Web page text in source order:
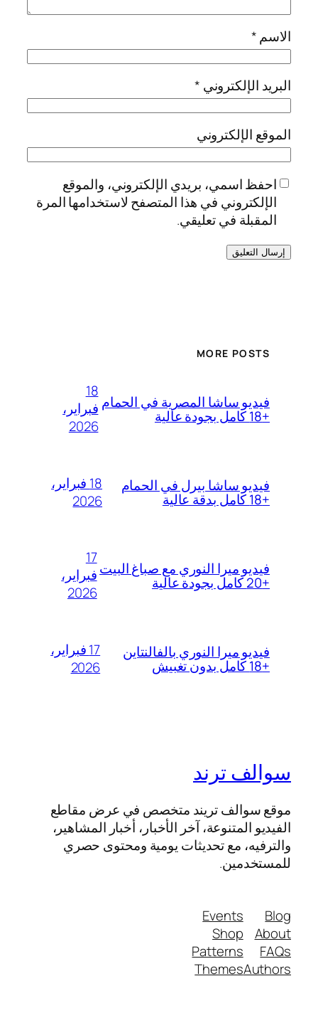
الاسم*
البريد الإلكتروني *
الموقع الإلكتروني
احفظ اسمي، بريدي الإلكتروني، والموقع
الإلكتروني في هذا المتصفح لاستخدامها المرة
المقبلة في تعليقي.
MORE POSTS
فيديو ساشا المصرية في الحمام
+18 كامل بجودة عالية
18
فبراير،
2026
فيديو ساشا بيرل في الحمام
+18 كامل بدقة عالية
18 فبراير،
2026
فيديو ميرا النوري مع صباغ البيت
+20 كامل بجودة عالية
17
فبراير،
2026
فيديو ميرا النوري بالفالنتاين
+18 كامل بدون تغبيش
17 فبراير،
2026
سوالف ترند
موقع سوالف تريند متخصص في عرض مقاطع
الفيديو المتنوعة، آخر الأخبار، أخبار المشاهير،
والترفيه، مع تحديثات يومية ومحتوى حصري
للمستخدمين.
Blog
About
FAQs
Authors
Events
Shop
Patterns
Themes